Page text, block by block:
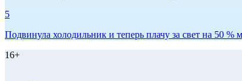
5
Подвинула холодильник и теперь плачу за свет на 50 %
16+